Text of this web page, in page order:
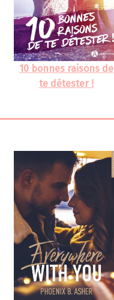
10 bonnes raisons de
te détester !